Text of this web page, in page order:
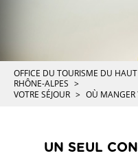
OFFICE DU TOURISME DU
RHÔNE-ALPES
VOTRE SÉJOUR
OÙ MANGER
UN SEUL